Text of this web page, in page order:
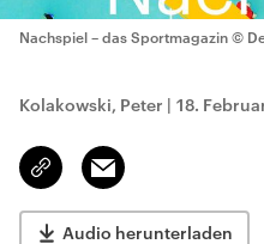
Nachspiel – das Sportmagazin ©
Kolakowski, Peter | 18.
Link
kopieren/teilen
Email
Audio herunterladen